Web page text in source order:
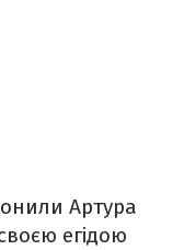
Артура
своєю егідою